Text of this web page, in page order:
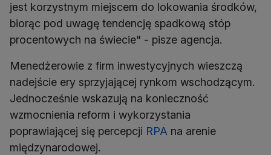
jest korzystnym miejscem do lokowania środków,
biorąc pod uwagę tendencję spadkową stóp
procentowych na świecie" - pisze agencja.
Menedżerowie z firm inwestycyjnych wieszczą
nadejście ery sprzyjającej rynkom wschodzącym.
Jednocześnie wskazują na konieczność
wzmocnienia reform i wykorzystania
poprawiającej się percepcji RPA na arenie
międzynarodowej.